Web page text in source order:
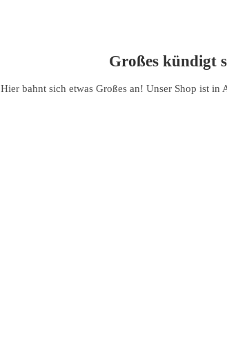
Großes kündigt
Hier bahnt sich etwas Großes an! Unser Shop ist